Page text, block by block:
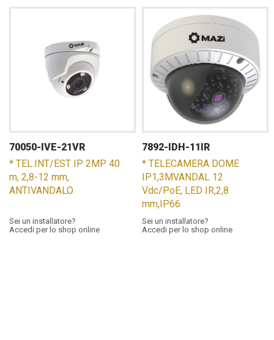
70050-IVE-21VR
* TEL.INT/EST IP 2MP 40
m, 2,8-12 mm,
ANTIVANDALO
Sei un installatore?
Accedi per lo shop online
7892-IDH-11IR
* TELECAMERA DOME
IP1,3MVANDAL 12
Vdc/PoE, LED IR,2,8
mm,IP66
Sei un installatore?
Accedi per lo shop online